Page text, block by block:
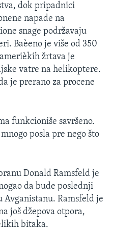
dok pripadnici
napade na
snage podržavaju
Baèeno je više od 350
žrtava je
vatre na helikoptere.
je prerano za procene
funkcioniše savršeno.
posla pre nego što
Donald Ramsfeld je
da bude poslednji
Ramsfeld je
još džepova otpora,
bitaka.